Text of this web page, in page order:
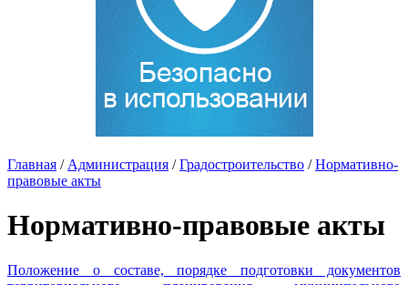
Главная / Администрация / Градостроительство / Нормативно-
правовые акты
Нормативно-правовые акты
Положение о составе, порядке подготовки документов